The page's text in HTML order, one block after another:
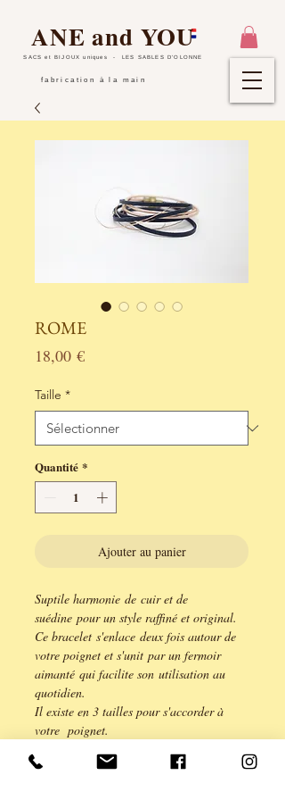
SACS et BIJOUX uniques - LES SABLES D'OLONNE
ANE and YOU
fabrication à la main
ROME
18,00 €Prix
Taille *
Quantité *
Ajouter au panier
Suptile harmonie de cuir et de
suédine pour un style raffiné et original.
Ce bracelet s'enlace deux fois autour de
votre poignet et s'unit par un fermoir
aimanté qui facilite son utilisation au
quotidien.
Il existe en 3 tailles pour s'accorder à
votre poignet.
une longueur de 36cm et L pour